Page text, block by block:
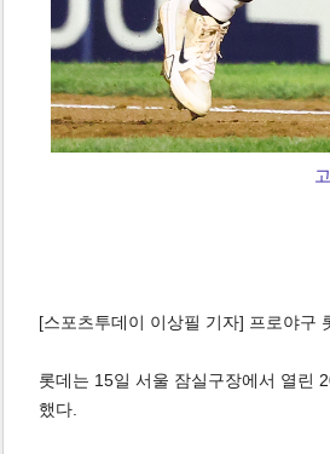
[스포츠투데이 이상필 기자] 프로야구
롯데는 15일 서울 잠실구장에서 열린
했다.